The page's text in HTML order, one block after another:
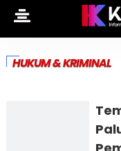
HUKUM & KRIMINAL